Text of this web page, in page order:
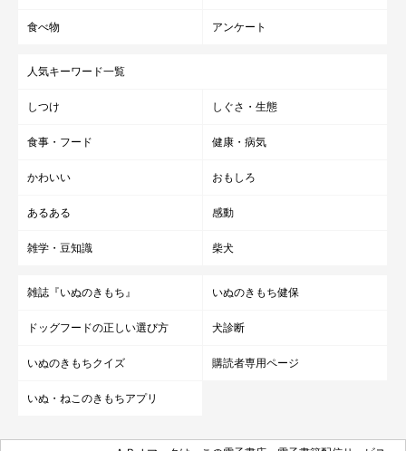
食べ物 アンケート
人気キーワード一覧
しつけ しぐさ・生態
食事・フード 健康・病気
かわいい おもしろ
あるある 感動
雑学・豆知識 柴犬
雑誌『いぬのきもち』 いぬのきもち健保
ドッグフードの正しい選び方 犬診断
いぬのきもちクイズ 購読者専用ページ
いぬ・ねこのきもちアプリ